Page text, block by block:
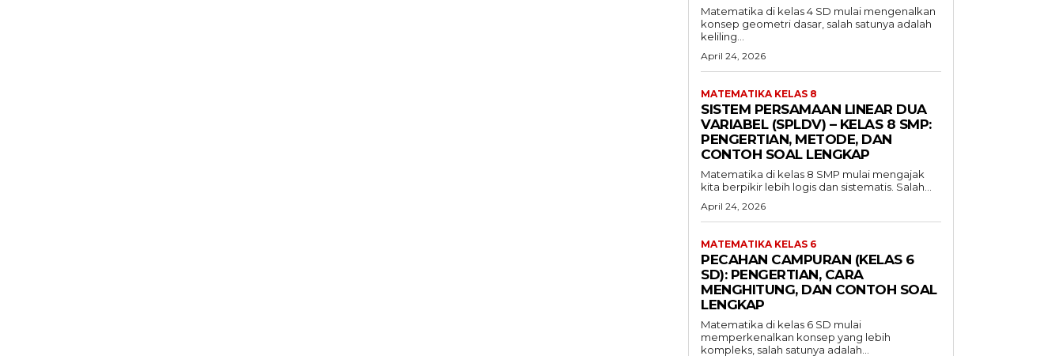
Matematika di kelas 4 SD mulai mengenalkan
konsep geometri dasar, salah satunya adalah
keliling...
April 24, 2026
MATEMATIKA KELAS 8
SISTEM PERSAMAAN LINEAR DUA
VARIABEL (SPLDV) – KELAS 8 SMP:
PENGERTIAN, METODE, DAN
CONTOH SOAL LENGKAP
Matematika di kelas 8 SMP mulai mengajak
kita berpikir lebih logis dan sistematis. Salah...
April 24, 2026
MATEMATIKA KELAS 6
PECAHAN CAMPURAN (KELAS 6
SD): PENGERTIAN, CARA
MENGHITUNG, DAN CONTOH SOAL
LENGKAP
Matematika di kelas 6 SD mulai
memperkenalkan konsep yang lebih
kompleks, salah satunya adalah...